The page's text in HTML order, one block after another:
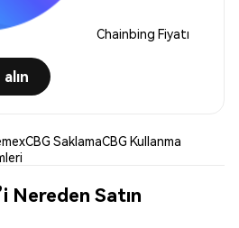
Chainbing Fiyatı
CBG SaklamaCBG Kullanma
Nereden Satın